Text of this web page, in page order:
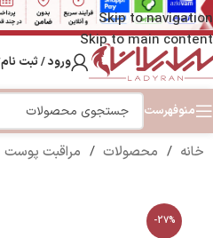
Skip to navigation
Skip to main content
ورود / ثبت نام
منوفهرست
خانه / محصولات / مراقبت پوست
-27%